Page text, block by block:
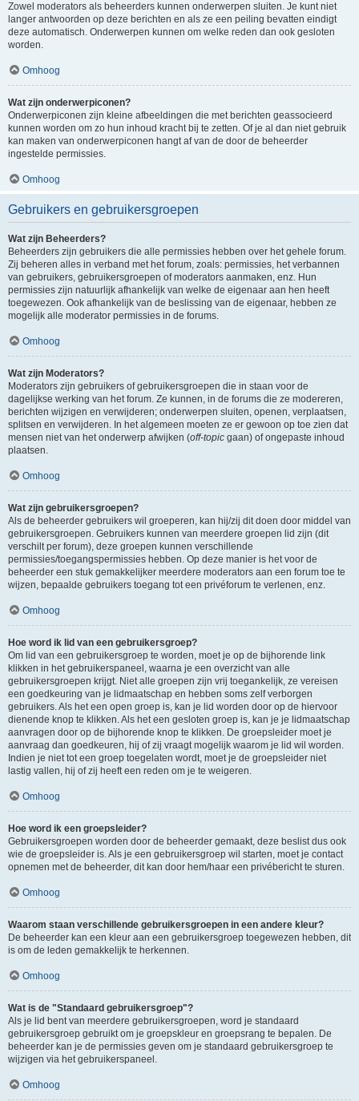
Zowel moderators als beheerders kunnen onderwerpen sluiten. Je kunt niet
langer antwoorden op deze berichten en als ze een peiling bevatten eindigt
deze automatisch. Onderwerpen kunnen om welke reden dan ook gesloten
worden.
Omhoog
Wat zijn onderwerpiconen?
Onderwerpiconen zijn kleine afbeeldingen die met berichten geassocieerd
kunnen worden om zo hun inhoud kracht bij te zetten. Of je al dan niet gebruik
kan maken van onderwerpiconen hangt af van de door de beheerder
ingestelde permissies.
Omhoog
Gebruikers en gebruikersgroepen
Wat zijn Beheerders?
Beheerders zijn gebruikers die alle permissies hebben over het gehele forum.
Zij beheren alles in verband met het forum, zoals: permissies, het verbannen
van gebruikers, gebruikersgroepen of moderators aanmaken, enz. Hun
permissies zijn natuurlijk afhankelijk van welke de eigenaar aan hen heeft
toegewezen. Ook afhankelijk van de beslissing van de eigenaar, hebben ze
mogelijk alle moderator permissies in de forums.
Omhoog
Wat zijn Moderators?
Moderators zijn gebruikers of gebruikersgroepen die in staan voor de
dagelijkse werking van het forum. Ze kunnen, in de forums die ze modereren,
berichten wijzigen en verwijderen; onderwerpen sluiten, openen, verplaatsen,
splitsen en verwijderen. In het algemeen moeten ze er gewoon op toe zien dat
mensen niet van het onderwerp afwijken (off-topic gaan) of ongepaste inhoud
plaatsen.
Omhoog
Wat zijn gebruikersgroepen?
Als de beheerder gebruikers wil groeperen, kan hij/zij dit doen door middel van
gebruikersgroepen. Gebruikers kunnen van meerdere groepen lid zijn (dit
verschilt per forum), deze groepen kunnen verschillende
permissies/toegangspermissies hebben. Op deze manier is het voor de
beheerder een stuk gemakkelijker meerdere moderators aan een forum toe te
wijzen, bepaalde gebruikers toegang tot een privéforum te verlenen, enz.
Omhoog
Hoe word ik lid van een gebruikersgroep?
Om lid van een gebruikersgroep te worden, moet je op de bijhorende link
klikken in het gebruikerspaneel, waarna je een overzicht van alle
gebruikersgroepen krijgt. Niet alle groepen zijn vrij toegankelijk, ze vereisen
een goedkeuring van je lidmaatschap en hebben soms zelf verborgen
gebruikers. Als het een open groep is, kan je lid worden door op de hiervoor
dienende knop te klikken. Als het een gesloten groep is, kan je je lidmaatschap
aanvragen door op de bijhorende knop te klikken. De groepsleider moet je
aanvraag dan goedkeuren, hij of zij vraagt mogelijk waarom je lid wil worden.
Indien je niet tot een groep toegelaten wordt, moet je de groepsleider niet
lastig vallen, hij of zij heeft een reden om je te weigeren.
Omhoog
Hoe word ik een groepsleider?
Gebruikersgroepen worden door de beheerder gemaakt, deze beslist dus ook
wie de groepsleider is. Als je een gebruikersgroep wil starten, moet je contact
opnemen met de beheerder, dit kan door hem/haar een privébericht te sturen.
Omhoog
Waarom staan verschillende gebruikersgroepen in een andere kleur?
De beheerder kan een kleur aan een gebruikersgroep toegewezen hebben, dit
is om de leden gemakkelijk te herkennen.
Omhoog
Wat is de "Standaard gebruikersgroep"?
Als je lid bent van meerdere gebruikersgroepen, word je standaard
gebruikersgroep gebruikt om je groepskleur en groepsrang te bepalen. De
beheerder kan je de permissies geven om je standaard gebruikersgroep te
wijzigen via het gebruikerspaneel.
Omhoog